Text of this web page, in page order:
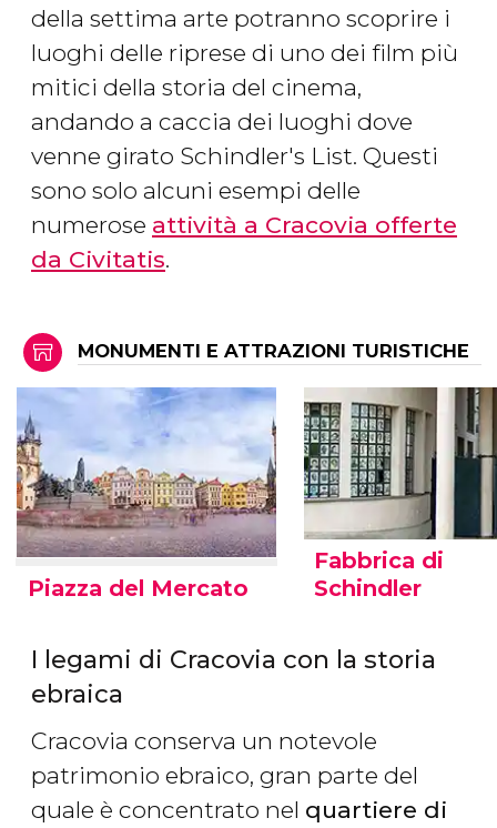
della settima arte potranno scoprire i
luoghi delle riprese di uno dei film più
mitici della storia del cinema,
andando a caccia dei luoghi dove
venne girato Schindler's List. Questi
sono solo alcuni esempi delle
numerose attività a Cracovia offerte
da Civitatis.
MONUMENTI E ATTRAZIONI TURISTICHE
Piazza del Mercato
Fabbrica di
Schindler
I legami di Cracovia con la storia
ebraica
Cracovia conserva un notevole
patrimonio ebraico, gran parte del
quale è concentrato nel quartiere di